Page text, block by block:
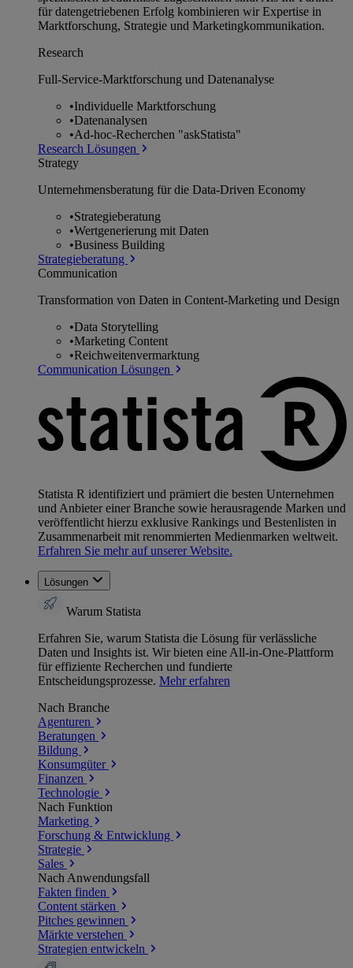
für datengetriebenen Erfolg kombinieren wir Expertise in
Marktforschung, Strategie und Marketingkommunikation.
Research
Full-Service-Marktforschung und Datenanalyse
•Individuelle Marktforschung
•Datenanalysen
•Ad-hoc-Recherchen "askStatista"
Research Lösungen
Strategy
Unternehmens­beratung für die Data-Driven Economy
•Strategieberatung
•Wertgenerierung mit Daten
•Business Building
Strategieberatung
Communication
Transformation von Daten in Content-Marketing und Design
•Data Storytelling
•Marketing Content
•Reichweitenvermarktung
Communication Lösungen
Statista R identifiziert und prämiert die besten Unternehmen
und Anbieter einer Branche sowie herausragende Marken und
veröffentlicht hierzu exklusive Rankings und Bestenlisten in
Zusammenarbeit mit renommierten Medienmarken weltweit.
Erfahren Sie mehr auf unserer Website.
Lösungen
Warum Statista
Erfahren Sie, warum Statista die Lösung für verlässliche
Daten und Insights ist. Wir bieten eine All-in-One-Plattform
für effiziente Recherchen und fundierte
Entscheidungsprozesse. Mehr erfahren
Nach Branche
Agenturen
Beratungen
Bildung
Konsumgüter
Finanzen
Technologie
Nach Funktion
Marketing
Forschung & Entwicklung
Strategie
Sales
Nach Anwendungsfall
Fakten finden
Content stärken
Pitches gewinnen
Märkte verstehen
Strategien entwickeln